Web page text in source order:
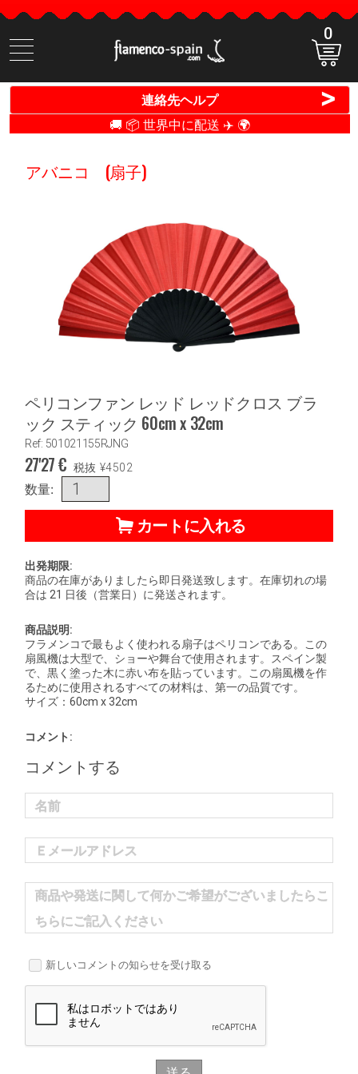
商
品
検
0
連絡先ヘルプ >
🚚 📦 世界中に配送 ✈️ 🌍
アバニコ (扇子)
ペリコンファン レッド レッドクロス ブラ
ック スティック 60cm x 32cm
Ref: 501021155RJNG
27'27€ 税抜 ¥4502
数量:
カートに入れる
出発期限:
商品の在庫がありましたら即日発送致します。在庫切れの場
合は 21 日後（営業日）に発送されます。
商品説明:
フラメンコで最もよく使われる扇子はペリコンである。この
扇風機は大型で、ショーや舞台で使用されます。スペイン製
で、黒く塗った木に赤い布を貼っています。この扇風機を作
るために使用されるすべての材料は、第一の品質です。
サイズ：60cm x 32cm
コメント:
コメントする
名前
Ｅメールアドレス
商品や発送に関して何かご希望がございましたらこ
ちらにご記入ください
新しいコメントの知らせを受け取る